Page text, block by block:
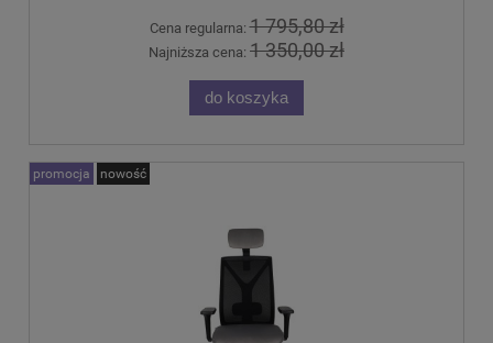
Cena regularna:1 795,80 zł
Najniższa cena: 1 350,00 zł
do koszyka
promocja nowość